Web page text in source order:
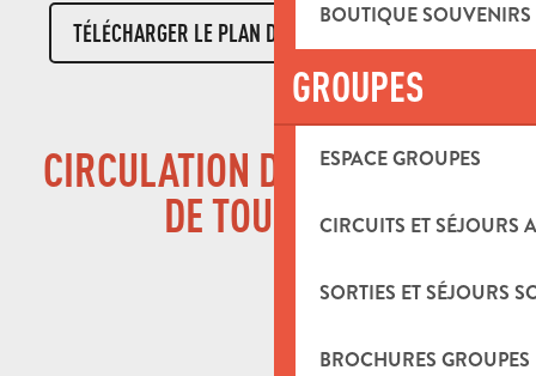
BOUTIQUE
GROUPES
ESPACE GROUPES
CIRCUITS ET SÉJOURS
SORTIES ET SÉJOURS
BROCHURES GROUPES
TÉLÉCHARGER LE PLAN D'ACCÈS AUTOCARS
CIRCULATION DES AUTOCARS
DE TOURISME